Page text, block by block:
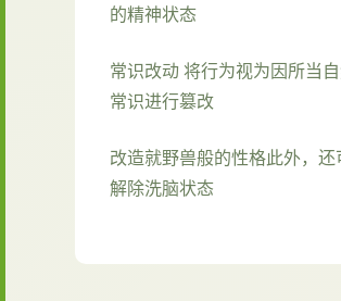
的精神状态
常识改动 将行为视为因所当
常识进行篡改
改造就野兽般的性格此外，还
解除洗脑状态